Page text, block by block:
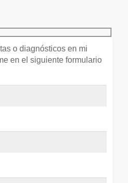
o diagnósticos en mi
en el siguiente formulario